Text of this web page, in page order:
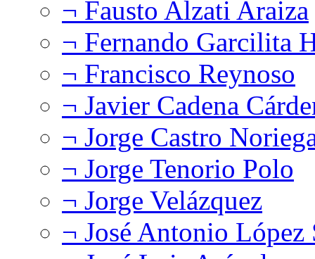
¬ Fausto Alzati Araiza
¬ Fernando Garcilita
¬ Francisco Reynoso
¬ Javier Cadena
¬ Jorge Castro
¬ Jorge Tenorio Polo
¬ Jorge Velázquez
¬ José Antonio López